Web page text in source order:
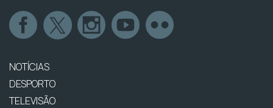
NOTÍCIAS
DESPORTO
TELEVISÃO